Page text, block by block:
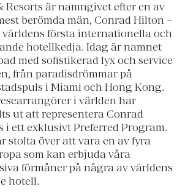
Resorts är namngivet efter en av
berömda män, Conrad Hilton –
första internationella och
hotellkedja. Idag är namnet
med sofistikerad lyx och service
från paradisdrömmar på
i Miami och Hong Kong.
i världen har
ut att representera Conrad
i ett exklusivt Preferred Program.
stolta över att vara en av fyra
som kan erbjuda våra
förmåner på några av världens
hotell.